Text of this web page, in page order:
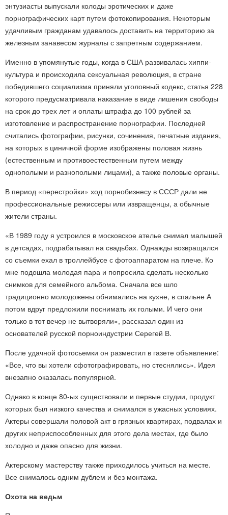
энтузиасты выпускали колоды эротических и даже
порнографических карт путем фотокопирования. Некоторым
удачливым гражданам удавалось доставить на территорию за
железным занавесом журналы с запретным содержанием.
Именно в упомянутые годы, когда в США развивалась хиппи-
культура и происходила сексуальная революция, в стране
победившего социализма приняли уголовный кодекс, статья 228
которого предусматривала наказание в виде лишения свободы
на срок до трех лет и оплаты штрафа до 100 рублей за
изготовление и распространение порнографии. Последней
считались фотографии, рисунки, сочинения, печатные издания,
на которых в циничной форме изображены половая жизнь
(естественным и противоестественным путем между
однополыми и разнополыми лицами), а также половые органы.
В период «перестройки» ход порнобизнесу в СССР дали не
профессиональные режиссеры или извращенцы, а обычные
жители страны.
«В 1989 году я устроился в московское ателье снимал малышей
в детсадах, подрабатывал на свадьбах. Однажды возвращался
со съемки ехал в троллейбусе с фотоаппаратом на плече. Ко
мне подошла молодая пара и попросила сделать несколько
снимков для семейного альбома. Сначала все шло
традиционно молодожены обнимались на кухне, в спальне А
потом вдруг предложили поснимать их голыми. И чего они
только в тот вечер не вытворяли», рассказал один из
основателей русской порноиндустрии Серегей В.
После удачной фотосьемки он разместил в газете объявление:
«Все, что вы хотели сфотографировать, но стеснялись». Идея
внезапно оказалась популярной.
Однако в конце 80-ых существовали и первые студии, продукт
которых был низкого качества и снимался в ужасных условиях.
Актеры совершали половой акт в грязных квартирах, подвалах и
других неприспособленных для этого дела местах, где было
холодно и даже опасно для жизни.
Актерскому мастерству также приходилось учиться на месте.
Все снималось одним дублем и без монтажа.
Охота на ведьм